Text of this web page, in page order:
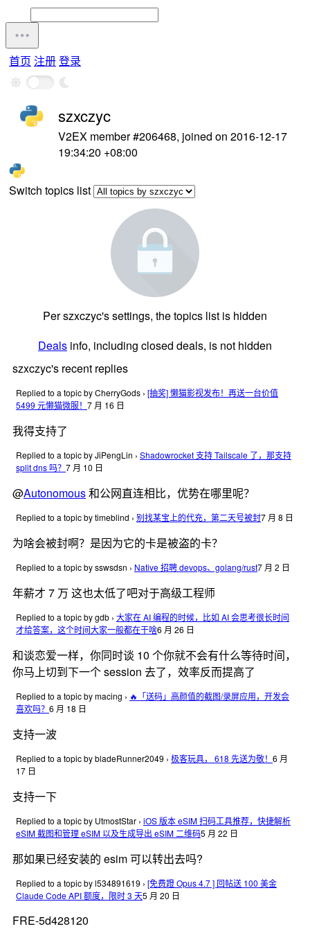
首页 注册登录
szxczyc
V2EX member #206468, joined on 2016-12-17
19:34:20 +08:00
Switch topics list
Per szxczyc's settings, the topics list is hidden
Deals info, including closed deals, is not hidden
szxczyc's recent replies
Replied to a topic by CherryGods › [抽奖] 懒猫影视发布！再送一台价值
5499 元懒猫微服！ 7 月 16 日
我得支持了
Replied to a topic by JiPengLin › Shadowrocket 支持 Tailscale 了，那支持
split dns 吗？ 7 月 10 日
@Autonomous和公网直连相比，优势在哪里呢？
Replied to a topic by timeblind › 别找某宝上的代充，第二天号被封7 月 8 日
为啥会被封啊？是因为它的卡是被盗的卡？
Replied to a topic by sswsdsn › Native 招聘 devops、golang/rust7 月 2 日
年薪才 7 万 这也太低了吧对于高级工程师
Replied to a topic by gdb › 大家在 AI 编程的时候，比如 AI 会思考很长时间
才给答案，这个时间大家一般都在干啥6 月 26 日
和谈恋爱一样，你同时谈 10 个你就不会有什么等待时间，
你马上切到下一个 session 去了，效率反而提高了
Replied to a topic by macing › 🔥「送码」高颜值的截图/录屏应用，开发会
喜欢吗？ 6 月 18 日
支持一波
Replied to a topic by bladeRunner2049 › 极客玩具， 618 先送为敬！ 6 月
17 日
支持一下
Replied to a topic by UtmostStar › iOS 版本 eSIM 扫码工具推荐，快捷解析
eSIM 截图和管理 eSIM 以及生成导出 eSIM 二维码5 月 22 日
那如果已经安装的 esim 可以转出去吗?
Replied to a topic by l534891619 › [免费蹬 Opus 4.7 ] 回帖送 100 美金
Claude Code API 额度，限时 3 天5 月 20 日
FRE-5d428120